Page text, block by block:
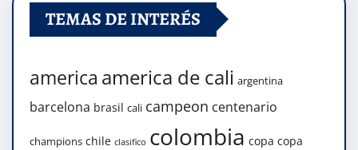
TEMAS DE INTERÉS
america america de cali argentina
barcelona brasil cali campeon centenario
champions chile clasifico colombia copa copa